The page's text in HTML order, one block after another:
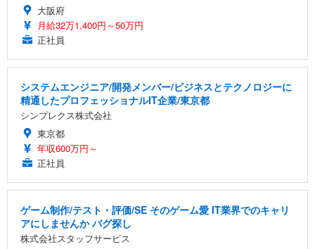
大阪府
月給32万1,400円～50万円
正社員
システムエンジニア/開発メンバー/ビジネスとテクノロジーに
精通したプロフェッショナルIT企業/東京都
シンプレクス株式会社
東京都
年収600万円～
正社員
ゲーム制作/テスト・評価/SE そのゲーム愛 IT業界でのキャリ
アにしませんか バグ探し
株式会社スタッフサービス